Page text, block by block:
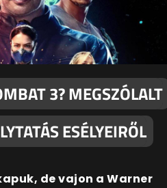
3? MEGSZÓLALT
ESÉLYEIRŐL
de vajon a Warner